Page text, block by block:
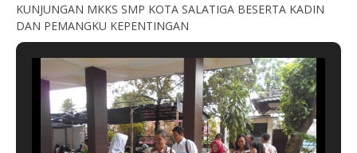
KUNJUNGAN MKKS SMP KOTA SALATIGA BESERTA KADIN
DAN PEMANGKU KEPENTINGAN